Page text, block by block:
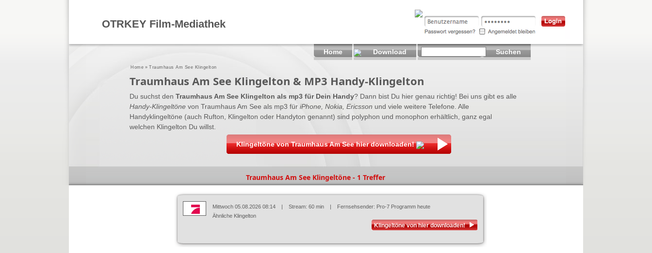
Traumhaus Am See Klingelton & MP3 Handy-Klingelton
Du suchst den Traumhaus Am See Klingelton als mp3 für Dein Handy? Dann bist Du hier genau richtig! Bei uns gibt es alle
Handy-Klingeltöne von Traumhaus Am See als mp3 für iPhone, Nokia, Ericsson und viele weitere Telefone. Alle
Handyklingeltöne (auch Rufton, Klingelton oder Handyton genannt) sind polyphon und monophon erhältlich, ganz egal
welchen Klingelton Du willst.
Klingeltöne von Traumhaus Am See hier downloaden!
Traumhaus Am See Klingeltöne - 1 Treffer
Mittwoch 05.08.2026 08:14 | Stream: 60 min | Fernsehsender: Pro-7 Programm heute
Ähnliche Klingelton
Klingeltöne von hier downloaden!
Home »Traumhaus Am See Klingelton
OTRKEY Film-Mediathek
Home Download Suchen